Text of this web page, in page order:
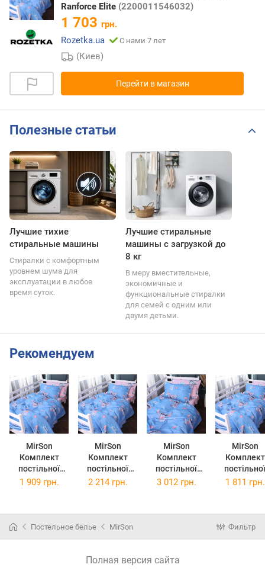
Ranforce Elite (2200011546032)
1 703 грн.
Rozetka.ua
С нами 7 лет
(Киев)
Перейти в магазин
Полезные статьи
Лучшие тихие
стиральные машины
Стиралки с комфортным
уровнем шума для
эксплуатации в любое
время суток.
Лучшие стиральные
машины с загрузкой до
8 кг
В меру вместительные,
экономичные и
функциональные стиралки
для семей с одним или
двумя детьми.
Рекомендуем
MirSon
Комплект
постільної
білизни
Ranforce Elite
MirSon
Комплект
постільної
білизни Євро
MirSon
Комплект
постільної
білизни
MirSon
Комплект
постільної
білизни
Stitch
1 909 грн. 2 214 грн. 3 012 грн. 1 811 грн.
Постельное белье MirSon Фильтр
Полная версия сайта